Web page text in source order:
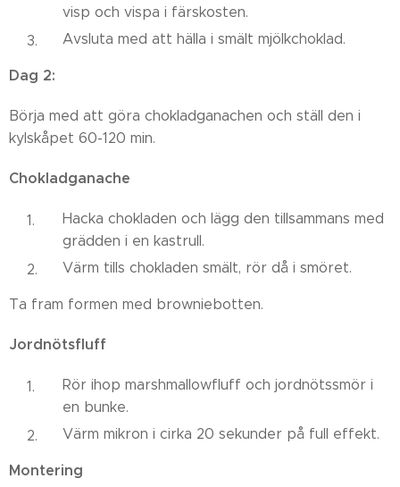
visp och vispa i färskosten.
Avsluta med att hälla i smält mjölkchoklad.
Dag 2:
Börja med att göra chokladganachen och ställ den i
kylskåpet 60-120 min.
Chokladganache
Hacka chokladen och lägg den tillsammans med
grädden i en kastrull.
Värm tills chokladen smält, rör då i smöret.
Ta fram formen med browniebotten.
Jordnötsfluff
Rör ihop marshmallowfluff och jordnötssmör i
en bunke.
Värm mikron i cirka 20 sekunder på full effekt.
Montering